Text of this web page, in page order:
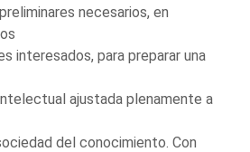
necesarios, en
interesados, para preparar una
ajustada plenamente a
del conocimiento. Con